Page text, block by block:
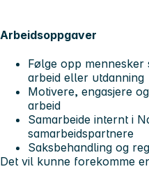
Arbeidsoppgaver
Følge opp
arbeid eller utdanning
Motivere, engasjere
arbeid
Samarbeide internt i
samarbeidspartnere
Saksbehandling og
Det vil kunne forekomme